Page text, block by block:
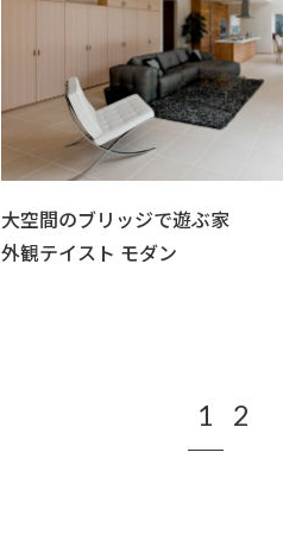
大空間のブリッジで遊ぶ家
外観テイスト モダン
1 2